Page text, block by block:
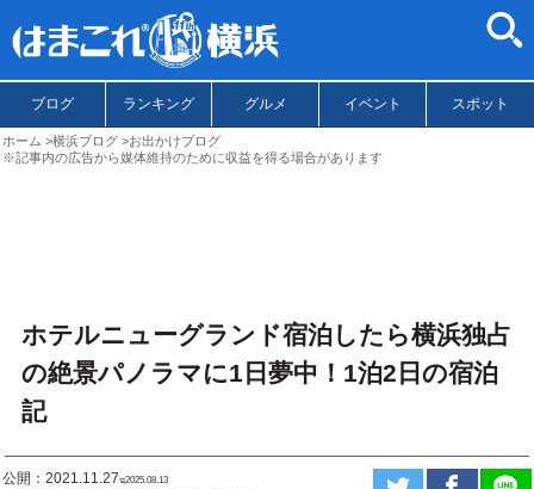
ブログ ランキング グルメ イベント スポット
ホーム 横浜ブログ
お出かけブログ
※記事内の広告から媒体維持のために収益を得る場合があります
ホテルニューグランド宿泊したら横浜独占
の絶景パノラマに1日夢中！1泊2日の宿泊
記
公開：2021.11.27ಇ2025.08.13